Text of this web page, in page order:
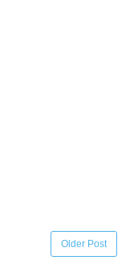
Older Post